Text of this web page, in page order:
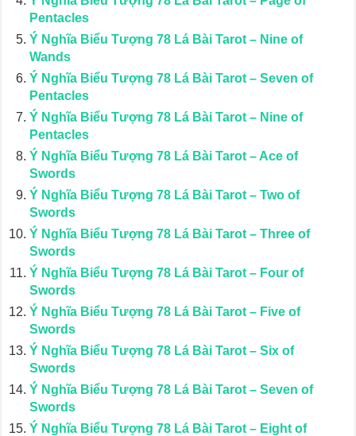
Pentacles
Ý Nghĩa Biểu Tượng 78 Lá Bài Tarot – Nine of
Wands
Ý Nghĩa Biểu Tượng 78 Lá Bài Tarot – Seven of
Pentacles
Ý Nghĩa Biểu Tượng 78 Lá Bài Tarot – Nine of
Pentacles
Ý Nghĩa Biểu Tượng 78 Lá Bài Tarot – Ace of
Swords
Ý Nghĩa Biểu Tượng 78 Lá Bài Tarot – Two of
Swords
Ý Nghĩa Biểu Tượng 78 Lá Bài Tarot – Three of
Swords
Ý Nghĩa Biểu Tượng 78 Lá Bài Tarot – Four of
Swords
Ý Nghĩa Biểu Tượng 78 Lá Bài Tarot – Five of
Swords
Ý Nghĩa Biểu Tượng 78 Lá Bài Tarot – Six of
Swords
Ý Nghĩa Biểu Tượng 78 Lá Bài Tarot – Seven of
Swords
Ý Nghĩa Biểu Tượng 78 Lá Bài Tarot – Eight of